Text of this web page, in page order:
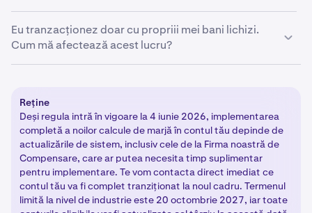
Nu. Minimul de 25.000 $ asociat cu statutul de pattern
day trader a fost eliminat.
Eu tranzacționez doar cu propriii mei bani lichizi.
Cum mă afectează acest lucru?
fonduri nelichidate. Regula de Marjă Intraday elimină
restricțiile PDT care se aplicau anterior conturilor de
marjă.
Reține
Deși regula intră în vigoare la 4 iunie 2026, implementarea
completă a noilor calcule de marjă în contul tău depinde de
actualizările de sistem, inclusiv cele de la Firma noastră de
Compensare, care ar putea necesita timp suplimentar
pentru implementare. Te vom contacta direct imediat ce
contul tău va fi complet tranziționat la noul cadru. Termenul
limită la nivel de industrie este 20 octombrie 2027, iar toate